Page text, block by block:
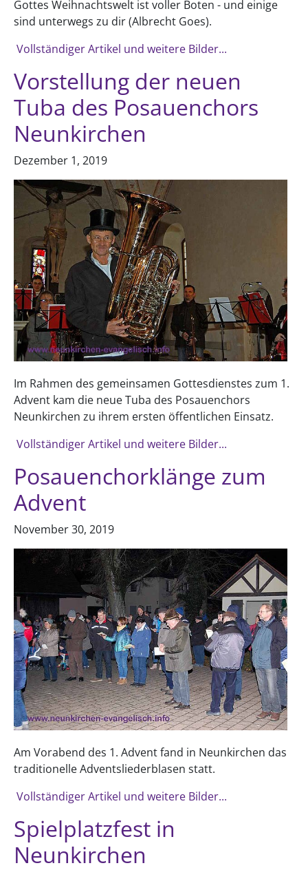
Gottes Weihnachtswelt ist voller Boten - und einige
sind unterwegs zu dir (Albrecht Goes).
Vollständiger Artikel und weitere Bilder...
Vorstellung der neuen
Tuba des Posauenchors
Neunkirchen
Dezember 1, 2019
Im Rahmen des gemeinsamen Gottesdienstes zum 1.
Advent kam die neue Tuba des Posauenchors
Neunkirchen zu ihrem ersten öffentlichen Einsatz.
Vollständiger Artikel und weitere Bilder...
Posauenchorklänge zum
Advent
November 30, 2019
Am Vorabend des 1. Advent fand in Neunkirchen das
traditionelle Adventsliederblasen statt.
Vollständiger Artikel und weitere Bilder...
Spielplatzfest in
Neunkirchen